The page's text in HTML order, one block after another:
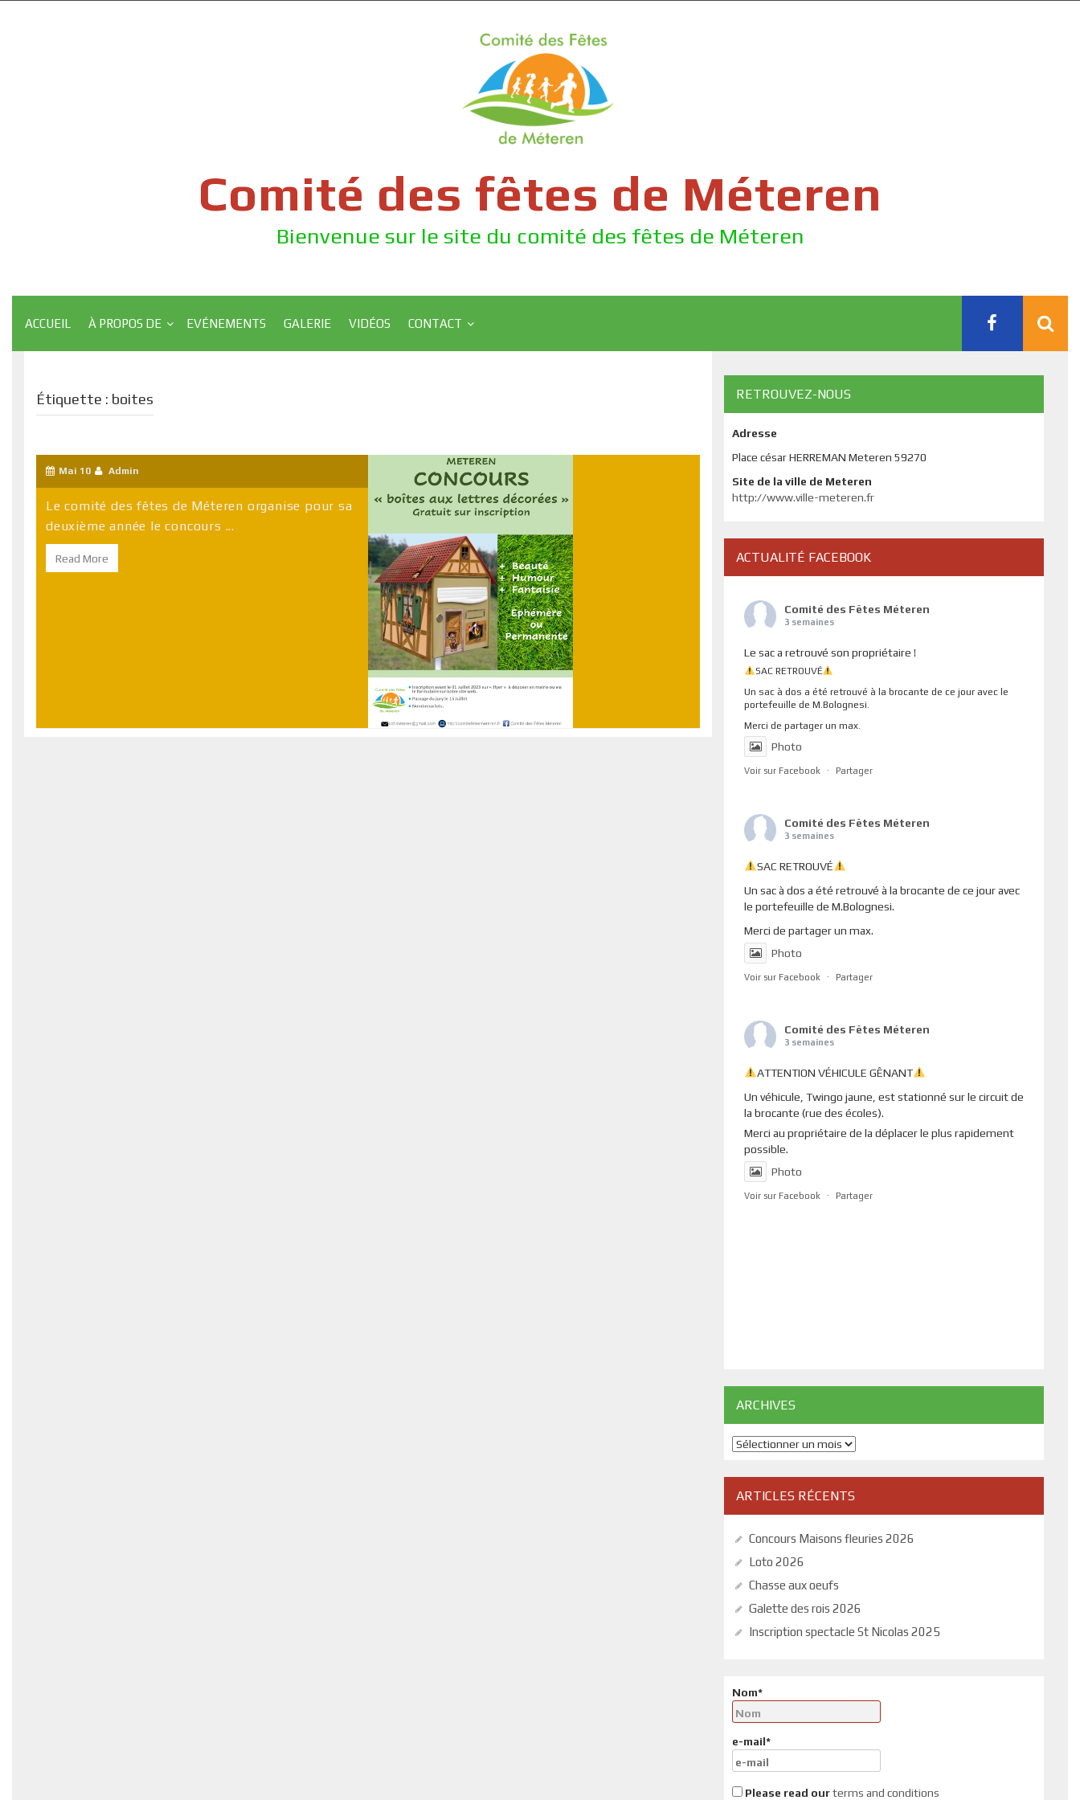
Comité des fêtes de Méteren
Bienvenue sur le site du comité des fêtes de Méteren
ACCUEIL À PROPOS DE EVÉNEMENTS GALERIE VIDÉOS CONTACT
Étiquette : boites
Mai 10 Admin
Le comité des fêtes de Méteren organise pour sa
deuxième année le concours ...
Read More
RETROUVEZ-NOUS
Adresse
Place césar HERREMAN Meteren 59270
Site de la ville de Meteren
http://www.ville-meteren.fr
ACTUALITÉ FACEBOOK
Comité des Fêtes Méteren
3 semaines
Le sac a retrouvé son propriétaire !
SAC RETROUVÉ
Un sac à dos a été retrouvé à la brocante de ce jour avec le
portefeuille de M.Bolognesi.
Merci de partager un max.
Photo
Voir sur Facebook · Partager
Comité des Fêtes Méteren
3 semaines
SAC RETROUVÉ
Un sac à dos a été retrouvé à la brocante de ce jour avec
le portefeuille de M.Bolognesi.
Merci de partager un max.
Photo
Voir sur Facebook · Partager
Comité des Fêtes Méteren
3 semaines
ATTENTION VÉHICULE GÊNANT
Un véhicule, Twingo jaune, est stationné sur le circuit de
la brocante (rue des écoles).
Merci au propriétaire de la déplacer le plus rapidement
possible.
Photo
Voir sur Facebook · Partager
ARCHIVES
Archives
ARTICLES RÉCENTS
Concours Maisons fleuries 2026
Loto 2026
Chasse aux oeufs
Galette des rois 2026
Inscription spectacle St Nicolas 2025
Nom*
e-mail*
Please read ourterms and conditions